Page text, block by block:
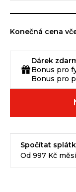
Konečná cena
Dárek
Bonus pro
Bonus pro
Spočítat
Od 997 Kč